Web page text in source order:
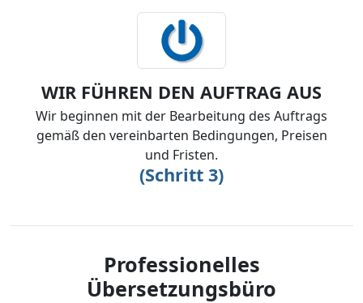
WIR FÜHREN DEN AUFTRAG AUS
Wir beginnen mit der Bearbeitung des Auftrags
gemäß den vereinbarten Bedingungen, Preisen
und Fristen.
(Schritt 3)
Professionelles
Übersetzungsbüro